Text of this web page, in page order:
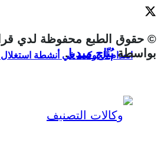
انعدام الحوكمة في أنشطة
© حقوق الطبع محفوظة لدي
بواسطةبُنّاج ميديا.